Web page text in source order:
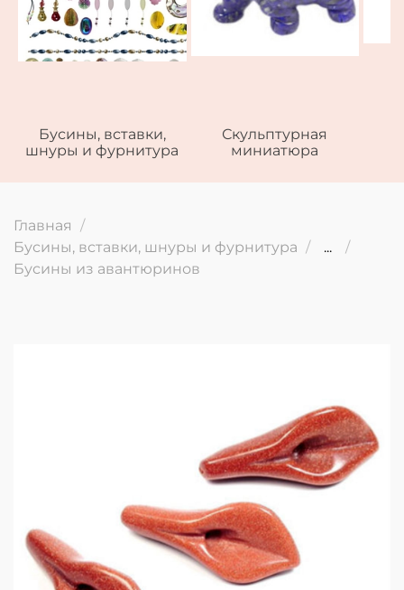
Бусины, вставки,
шнуры и фурнитура
Скульптурная
миниатюра
Главная
Бусины, вставки, шнуры и фурнитура
...
Бусины из авантюринов